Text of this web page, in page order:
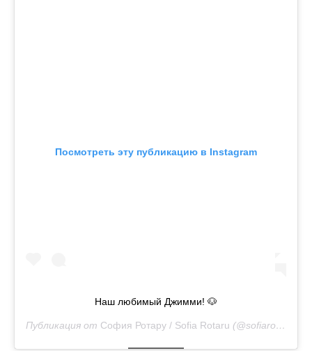
Посмотреть эту публикацию в Instagram
Наш любимый Джимми! 🐶
Публикация от София Ротару / Sofia Rotaru (@sofiarotaru.official)